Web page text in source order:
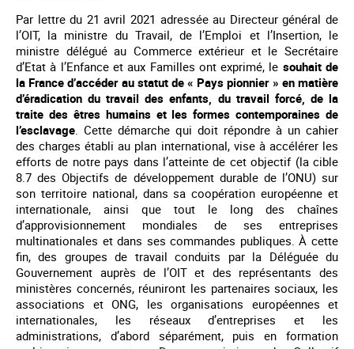
Par lettre du 21 avril 2021 adressée au Directeur général de
l’OIT, la ministre du Travail, de l’Emploi et l’Insertion, le
ministre délégué au Commerce extérieur et le Secrétaire
d’Etat à l’Enfance et aux Familles ont exprimé, le souhait de
la France d’accéder au statut de « Pays pionnier » en matière
d’éradication du travail des enfants, du travail forcé, de la
traite des êtres humains et les formes contemporaines de
l’esclavage . Cette démarche qui doit répondre à un cahier
des charges établi au plan international, vise à accélérer les
efforts de notre pays dans l’atteinte de cet objectif (la cible
8.7 des Objectifs de développement durable de l’ONU) sur
son territoire national, dans sa coopération européenne et
internationale, ainsi que tout le long des chaînes
d’approvisionnement mondiales de ses entreprises
multinationales et dans ses commandes publiques. À cette
fin, des groupes de travail conduits par la Déléguée du
Gouvernement auprès de l’OIT et des représentants des
ministères concernés, réuniront les partenaires sociaux, les
associations et ONG, les organisations européennes et
internationales, les réseaux d’entreprises et les
administrations, d’abord séparément, puis en formation